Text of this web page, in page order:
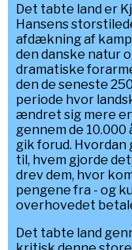
Det tabte land er
Hansens
afdækning af
den danske natur
dramatiske
den de seneste
periode hvor
ændret sig mere
gennem de 10.000
gik forud. Hvordan
til, hvem gjorde
drev dem, hvor
pengene fra - og
overhovedet
Det tabte land